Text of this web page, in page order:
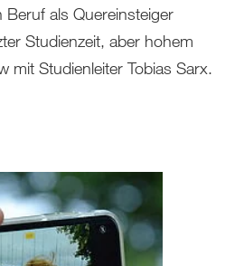
als Quereinsteiger
Studienzeit, aber hohem
mit Studienleiter Tobias Sarx.